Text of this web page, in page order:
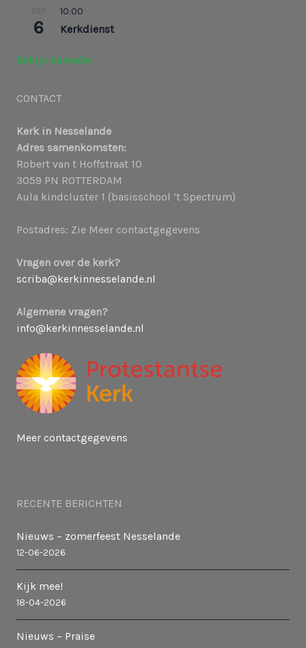
6
10:00
Kerkdienst
Bekijk kalender
CONTACT
Kerk in Nesselande
Adres samenkomsten:
Robert van t Hoffstraat 10
3059 PN ROTTERDAM
Aula kindcluster 1 (basisschool ’t Spectrum)
Postadres: Zie Meer contactgegevens
Vragen over de kerk?
scriba@kerkinnesselande.nl
Algemene vragen?
info@kerkinnesselande.nl
Meer contactgegevens
RECENTE BERICHTEN
Nieuws – zomerfeest Nesselande
12-06-2026
Kijk mee!
18-04-2026
Nieuws – Praise